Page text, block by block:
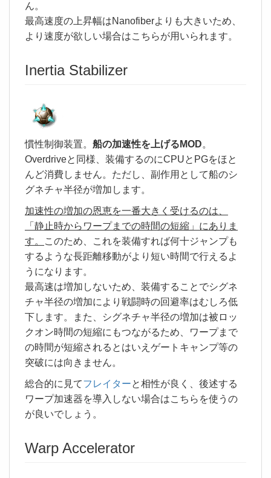
ん。
最高速度の上昇幅はNanofiberよりも大きいため、
より速度が欲しい場合はこちらが用いられます。
Inertia Stabilizer
慣性制御装置。 船の加速性を上げるMOD。
Overdriveと同様、装備するのにCPUとPGをほと
んど消費しません。ただし、副作用として船のシ
グネチャ半径が増加します。
加速性の増加の恩恵を一番大きく受けるのは、
「静止時からワープまでの時間の短縮」にありま
す。
このため、これを装備すれば何十ジャンプも
するような長距離移動がより短い時間で行えるよ
うになります。
最高速は増加しないため、装備することでシグネ
チャ半径の増加により戦闘時の回避率はむしろ低
下します。また、シグネチャ半径の増加は被ロッ
クオン時間の短縮にもつながるため、ワープまで
の時間が短縮されるとはいえゲートキャンプ等の
突破には向きません。
総合的に見てフレイターと相性が良く、後述する
ワープ加速器を導入しない場合はこちらを使うの
が良いでしょう。
Warp Accelerator